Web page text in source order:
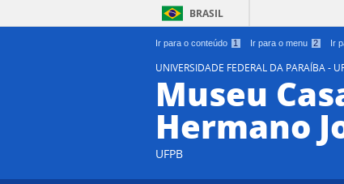
Ir para o conteúdo 1 Ir para o menu 2 Ir
BRASIL
UNIVERSIDADE FEDERAL DA PARAÍBA -
Museu
Hermano
UFPB